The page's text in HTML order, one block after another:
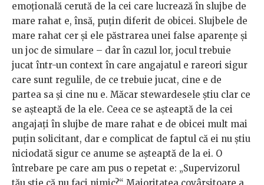
emoțională cerută de la cei care lucrează în slujbe de
mare rahat e, însă, puțin diferit de obicei. Slujbele de
mare rahat cer și ele păstrarea unei false aparențe și
un joc de simulare – dar în cazul lor, jocul trebuie
jucat într-un context în care angajatul e rareori sigur
care sunt regulile, de ce trebuie jucat, cine e de
partea sa și cine nu e. Măcar stewardesele știu clar ce
se așteaptă de la ele. Ceea ce se așteaptă de la cei
angajați în slujbe de mare rahat e de obicei mult mai
puțin solicitant, dar e complicat de faptul că ei nu știu
niciodată sigur ce anume se așteaptă de la ei. O
întrebare pe care am pus o repetat e: „Supervizorul